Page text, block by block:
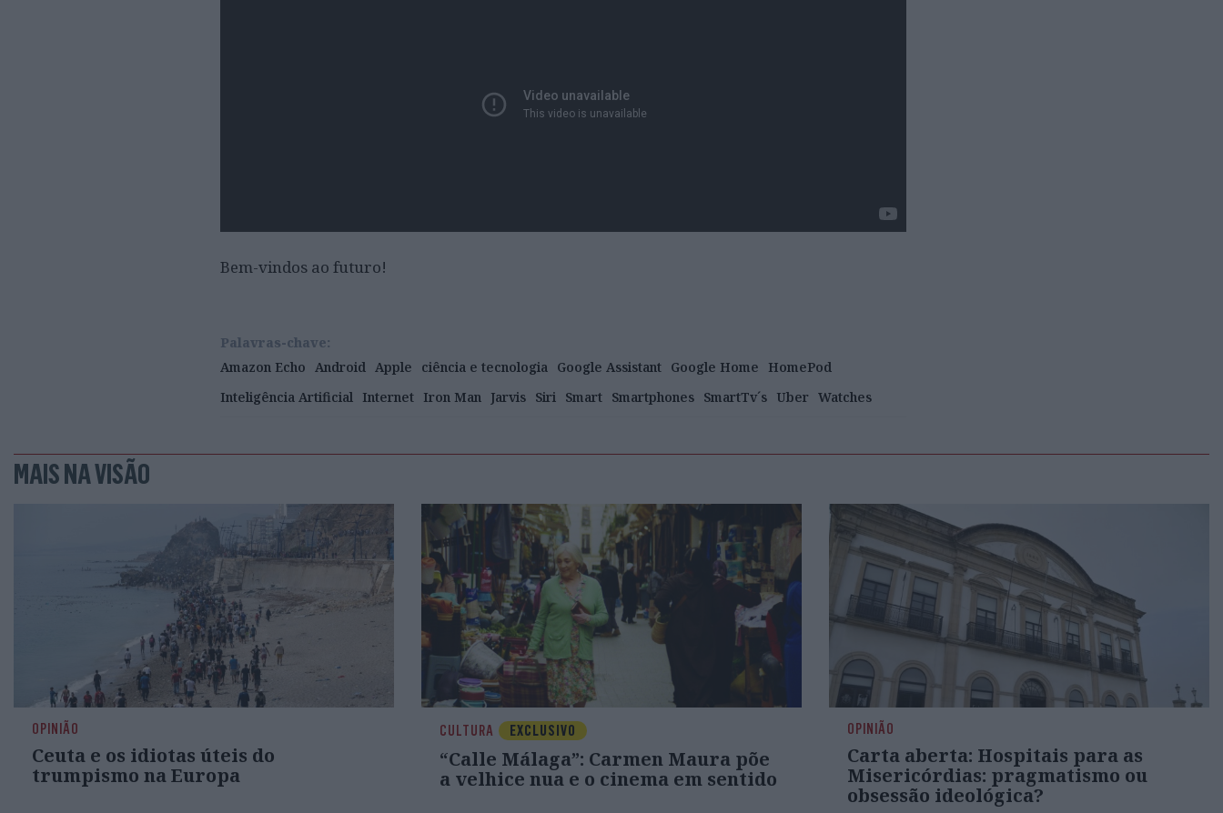
Bem-vindos ao futuro!
Palavras-chave:
Amazon Echo Android Apple ciência e tecnologia Google Assistant Google Home
HomePod
Inteligência Artificial Internet Iron Man Jarvis Siri Smart Smartphones SmartTv´s Uber Watches
MAIS NA VISÃO
OPINIÃO
Ceuta e os idiotas úteis do
trumpismo na Europa
CULTURA EXCLUSIVO
“Calle Málaga”: Carmen Maura põe
a velhice nua e o cinema em sentido
OPINIÃO
Carta aberta: Hospitais para as
Misericórdias: pragmatismo ou
obsessão ideológica?